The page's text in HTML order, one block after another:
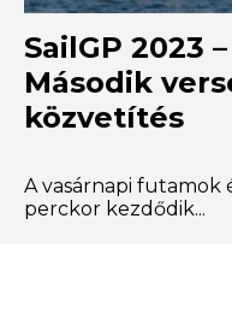
SailGP 2023
Második
közvetítés
A vasárnapi futamok
perckor kezdődik...